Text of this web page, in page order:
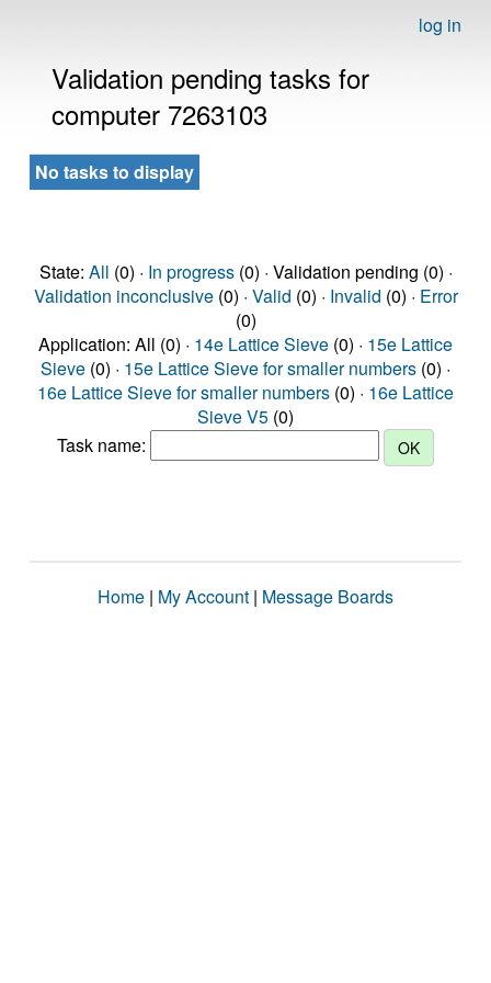
log in
Validation pending tasks for
computer 7263103
No tasks to display
State: All (0) · In progress(0) · Validation pending (0) ·
Validation inconclusive(0) · Valid (0) · Invalid (0) · Error
(0)
Application: All (0) · 14e Lattice Sieve (0) · 15e Lattice
Sieve (0) · 15e Lattice Sieve for smaller numbers (0) ·
16e Lattice Sieve for smaller numbers (0) · 16e Lattice
Sieve V5 (0)
Task name:
Home | My Account | Message Boards